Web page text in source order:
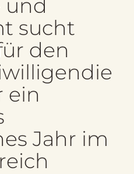
und
sucht
den
ein
Jahr im